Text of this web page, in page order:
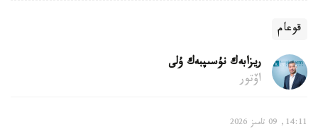
قوعام
ريزابەك نۇسىپبەك ۇلى
اۆتور
14:11, 09 تامىز 2026